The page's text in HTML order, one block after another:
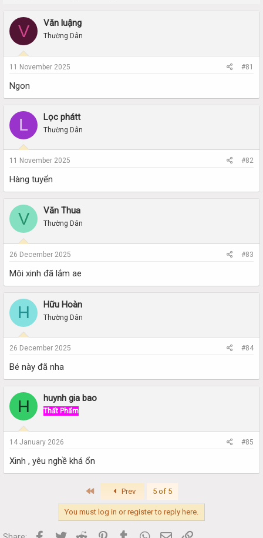
s
t
r
t
a
t
V Văn luậng
Thường Dân
11 November 2025 #81
Ngon
L Lọc phátt
Thường Dân
11 November 2025 #82
Hàng tuyển
V Văn Thua
Thường Dân
26 December 2025 #83
Môi xinh đã lắm ae
H Hữu Hoàn
Thường Dân
26 December 2025 #84
Bé này đã nha
H huynh gia bao
Thất Phẩm
14 January 2026 #85
Xinh , yêu nghề khá ổn
Prev 5 of 5
You must log in or register to reply here.
Facebook
Twitter Reddit PinterestTumblr WhatsApp
Email